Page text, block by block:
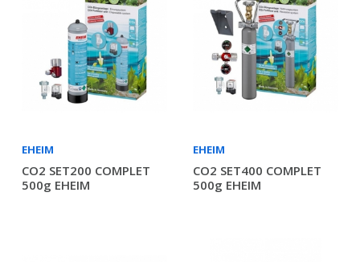
EHEIM
CO2 SET200 COMPLET
500g EHEIM
EHEIM
CO2 SET400 COMPLET
500g EHEIM